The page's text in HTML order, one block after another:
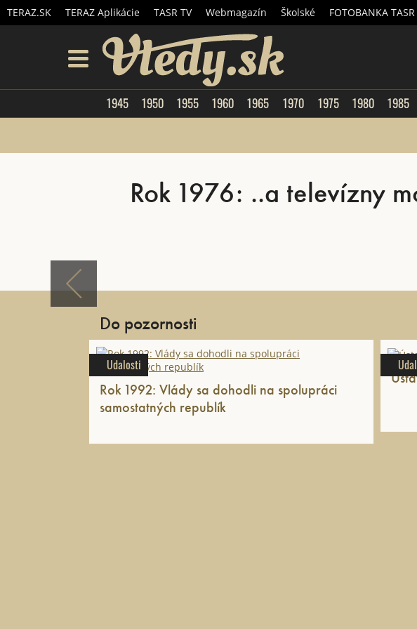
TERAZ.SK TERAZ Aplikácie TASR TV Webmagazín Školské FOTOBANKA TASR
1945 1950 1955 1960 1965 1970 1975 1980 1985
Rok 1976: ..a televízny
Do pozornosti
Udalosti
Rok 1992: Vlády sa dohodli na spolupráci
samostatných republík